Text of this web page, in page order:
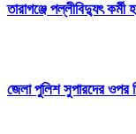
তারাগঞ্জে পল্লীবিদ্যুৎ
জেলা পুলিশ সুপারদের ওপর